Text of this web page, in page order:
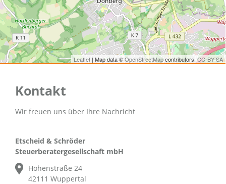
Leaflet | Map data ©OpenStreetMapcontributors, CC-BY-SA
Kontakt
Wir freuen uns über Ihre Nachricht
Etscheid & Schröder
Steuerberatergesellschaft mbH
Höhenstraße 24
42111 Wuppertal